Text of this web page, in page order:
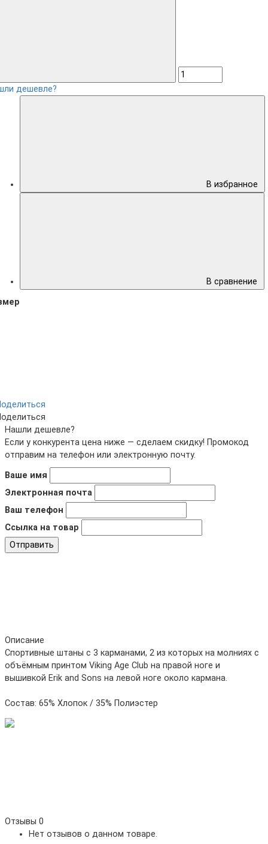
дешевле?
В избранное
В сравнение
Нашли дешевле?
Если у конкурента цена ниже — сделаем скидку! Промокод
отправим на телефон или электронную почту.
Ваше имя
Электронная почта
Ваш телефон
Ссылка на товар
Отправить
Описание
Спортивные штаны с 3 карманами, 2 из которых на молниях с
объёмным принтом Viking Age Club на правой ноге и
вышивкой Erik and Sons на левой ноге около кармана.
Состав: 65% Хлопок / 35% Полиэстер
Отзывы 0
Нет отзывов о данном товаре.